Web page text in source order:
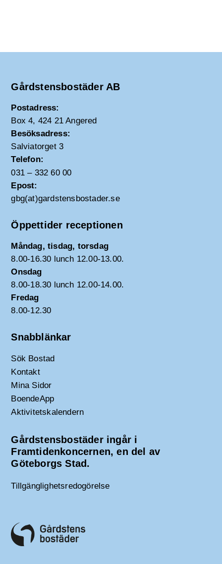
Gårdstensbostäder AB
Postadress:
Box 4, 424 21 Angered
Besöksadress:
Salviatorget 3
Telefon:
031 – 332 60 00
Epost:
gbg(at)gardstensbostader.se
Öppettider receptionen
Måndag, tisdag, torsdag
8.00-16.30 lunch 12.00-13.00.
Onsdag
8.00-18.30 lunch 12.00-14.00.
Fredag
8.00-12.30
Snabblänkar
Sök Bostad
Kontakt
Mina Sidor
BoendeApp
Aktivitetskalendern
Gårdstensbostäder ingår i
Framtidenkoncernen, en del av
Göteborgs Stad.
Tillgänglighetsredogörelse